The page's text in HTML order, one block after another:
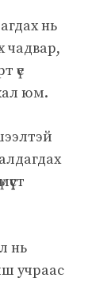
нь
чадвар,
үе
юм.
нь
учраас